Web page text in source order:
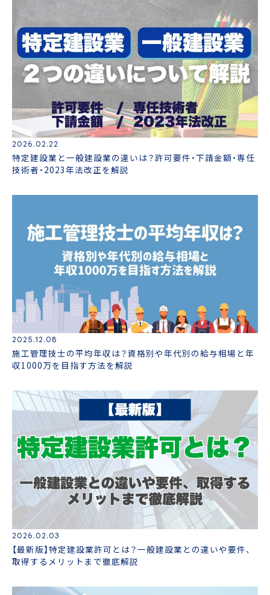
2026.02.22
特定建設業と一般建設業の違いは？許可要件・下請金額・専任
技術者・2023年法改正を解説
2025.12.08
施工管理技士の平均年収は？資格別や年代別の給与相場と年
収1000万を目指す方法を解説
2026.02.03
【最新版】特定建設業許可とは？一般建設業との違いや要件、
取得するメリットまで徹底解説